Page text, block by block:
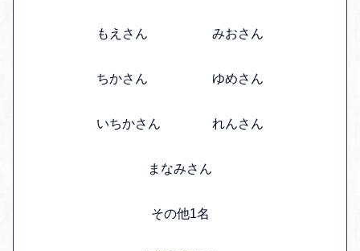
もえさん みおさん
ちかさん ゆめさん
いちかさん れんさん
まなみさん
その他1名